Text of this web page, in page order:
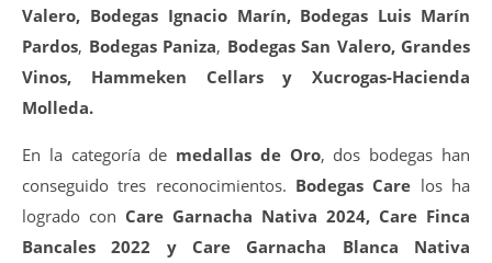
Valero, Bodegas Ignacio Marín, Bodegas Luis Marín
Pardos, Bodegas Paniza, Bodegas San Valero, Grandes
Vinos,
Hammeken Cellars y
Xucrogas-Hacienda
Molleda.
En la categoría de medallas de Oro, dos bodegas han
conseguido tres reconocimientos. Bodegas Care los ha
logrado con Care Garnacha Nativa 2024, Care Finca
Bancales 2022 y Care Garnacha Blanca Nativa